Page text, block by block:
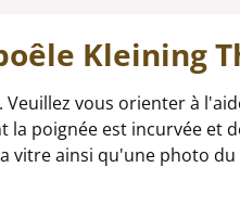
Kleining
vous orienter à
poignée est incurvée et
vitre ainsi qu'une photo